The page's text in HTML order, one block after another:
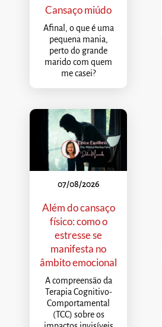
Cansaço miúdo
Afinal, o que é uma
pequena mania,
perto do grande
marido com quem
me casei?
07/08/2026
Além do cansaço
físico: como o
estresse se
manifesta no
âmbito emocional
A compreensão da
Terapia Cognitivo-
Comportamental
(TCC) sobre os